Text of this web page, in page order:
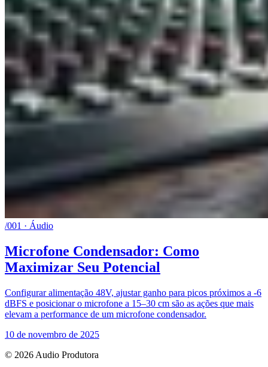
/001 · Áudio
Microfone Condensador: Como
Maximizar Seu Potencial
Configurar alimentação 48V, ajustar ganho para picos próximos a -6
dBFS e posicionar o microfone a 15–30 cm são as ações que mais
elevam a performance de um microfone condensador.
10 de novembro de 2025
© 2026 Audio Produtora